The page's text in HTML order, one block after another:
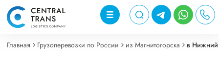
Главная Грузоперевозки по России из Магнитогорска в Нижний